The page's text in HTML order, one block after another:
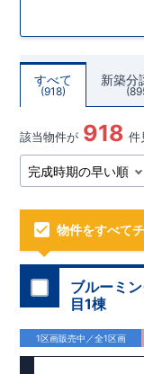
すべて
918
新築分
該当物件が 918 件
物件をすべて
ブルーミ
目1棟
1区画販売中／全1区画